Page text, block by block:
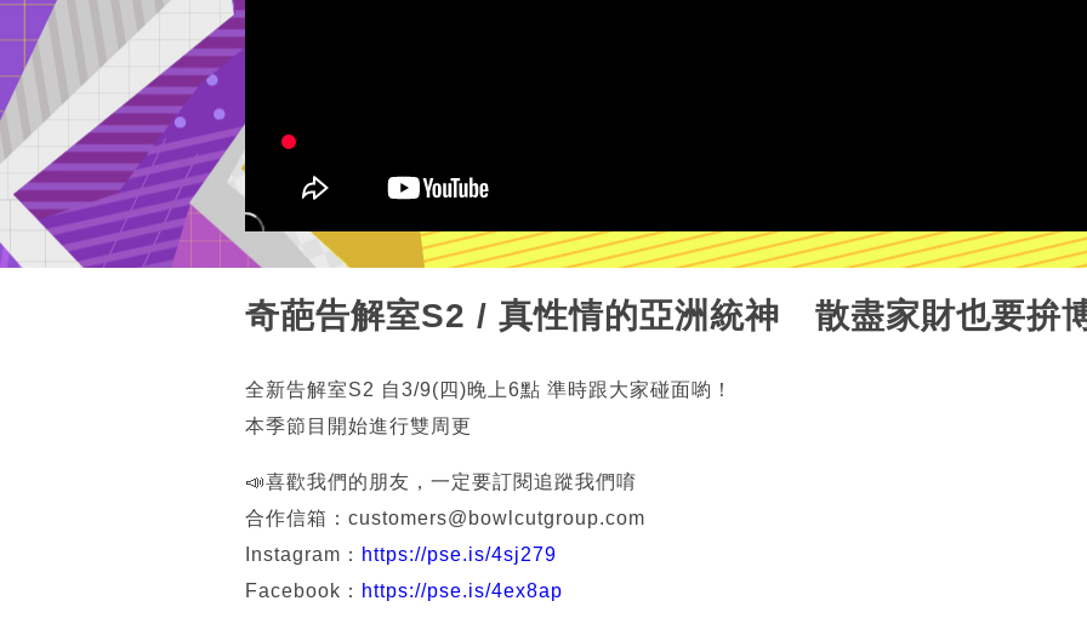
奇葩告解室S2 / 真性情的亞洲統神 散盡家財也要拚
全新告解室S2 自3/9(四)晚上6點 準時跟大家碰面喲！
本季節目開始進行雙周更
📣喜歡我們的朋友，一定要訂閱追蹤我們唷
合作信箱：customers@bowlcutgroup.com
Instagram： https://pse.is/4sj279
Facebook： https://pse.is/4ex8ap